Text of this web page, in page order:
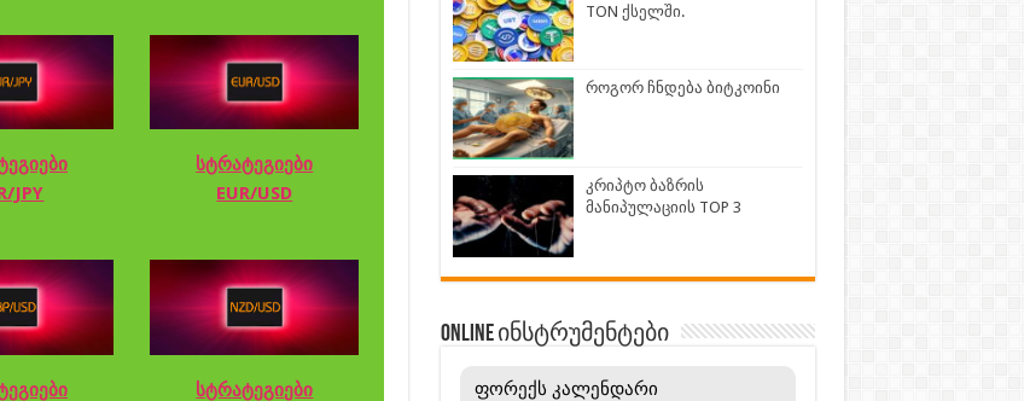
JPY
სტრატეგიები
EUR/USD
სტრატეგიები
TON ქსელში.
როგორ ჩნდება ბიტკოინი
კრიპტო ბაზრის
მანიპულაციის TOP 3
ONLINE ინსტრუმენტები
ფორექს კალენდარი